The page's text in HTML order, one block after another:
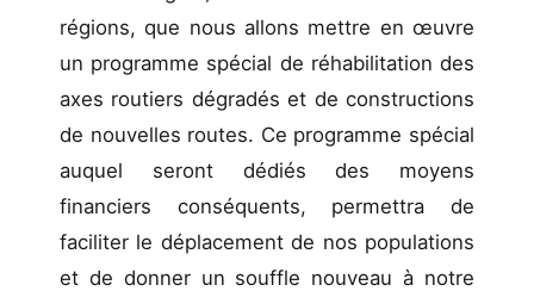
régions, que nous allons mettre en œuvre
un programme spécial de réhabilitation des
axes routiers dégradés et de constructions
de nouvelles routes. Ce programme spécial
auquel seront dédiés des moyens
financiers conséquents, permettra de
faciliter le déplacement de nos populations
et de donner un souffle nouveau à notre